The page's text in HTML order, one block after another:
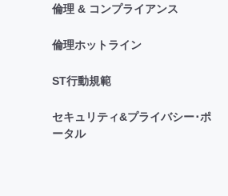
倫理 & コンプライアンス
倫理ホットライン
ST行動規範
セキュリティ&プライバシー･ポ
ータル